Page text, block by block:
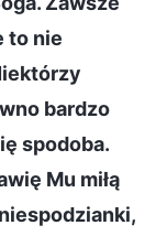
to nie
bardzo
spodoba.
Mu miłą